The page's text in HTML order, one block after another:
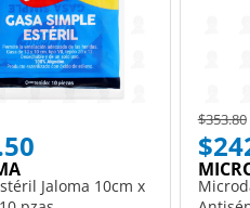
from
Jaloma 10cm x
Price
$353.80to